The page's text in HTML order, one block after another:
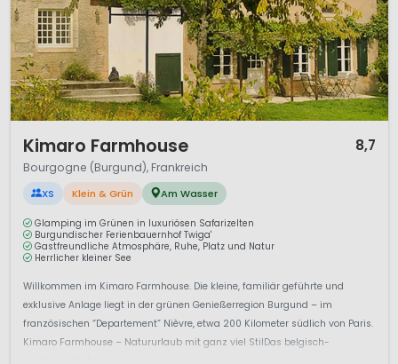
Kimaro Farmhouse 8,7
Bourgogne (Burgund), Frankreich
XS Klein & Grün Am Wasser
Glamping im Grünen in luxuriösen Safarizelten
Burgundischer Ferienbauernhof Twiga'
Gastfreundliche Atmosphäre, Ruhe, Platz und Natur
Herrlicher kleiner See
Willkommen im Kimaro Farmhouse. Die kleine, familiär geführte und
exklusive Anlage liegt in der grünen Genießerregion Burgund – im
französischen “Departement” Nièvre, etwa 200 Kilometer südlich von Paris.
Kimaro Farmhouse – Natururlaub mit ganz viel StilDas belgisch-